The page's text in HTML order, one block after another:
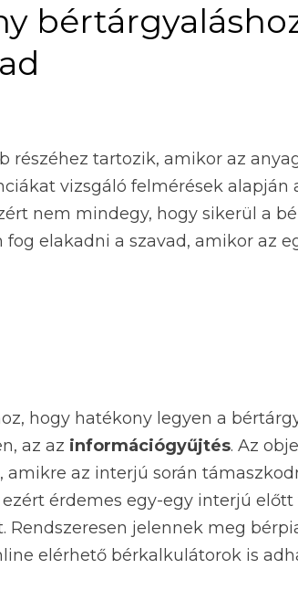
részéhez tartozik, amikor az
vizsgáló felmérések alapján
nem mindegy, hogy sikerül a
elakadni a szavad, amikor az
hogy hatékony legyen a
az az információgyűjtés. Az
az interjú során
érdemes egy-egy interjú
jelennek meg
elérhető bérkalkulátorok is